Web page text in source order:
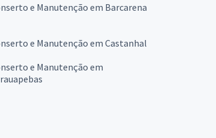
e Manutenção em Barcarena
e Manutenção em Castanhal
e Manutenção em